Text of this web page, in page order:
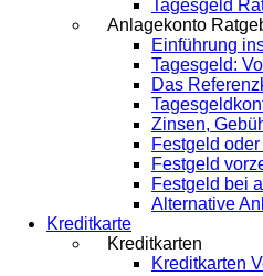
Tagesgeld
Anlagekonto
Einführung
Tagesgeld:
Das
Zinsen,
Festgeld
Festgeld
Festgeld bei
Alternative
Kreditkarte
Kreditkarten
Kreditkarten